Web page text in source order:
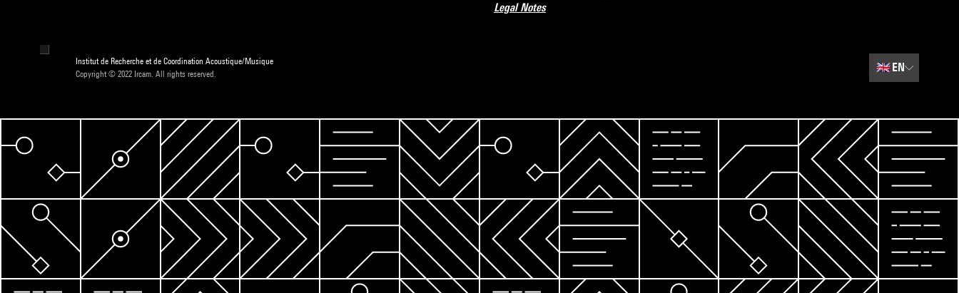
Legal Notes
Institut de Recherche et de Coordination Acoustique/Musique
Copyright © 2022 Ircam. All rights reserved.
🇬🇧EN